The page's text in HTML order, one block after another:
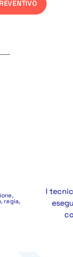
regia,
I